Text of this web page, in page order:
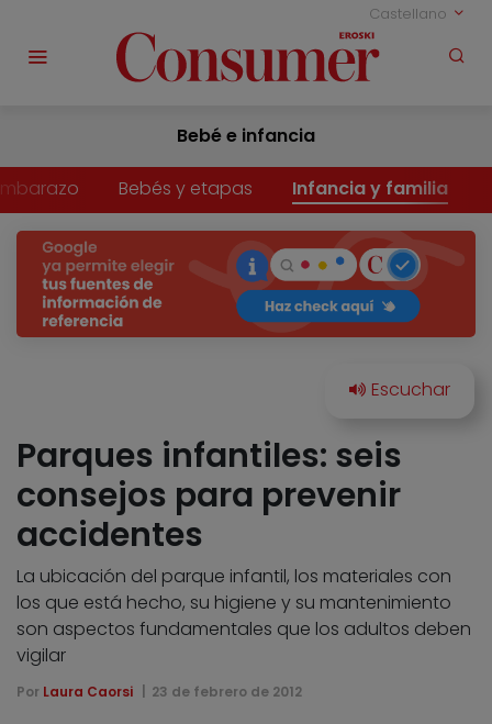
Castellano
Bebé e infancia
Bebés y etapas Infancia y familia
Parques infantiles: seis
consejos para prevenir
accidentes
La ubicación del parque infantil, los materiales con
los que está hecho, su higiene y su mantenimiento
son aspectos fundamentales que los adultos deben
vigilar
Por Laura Caorsi 23 de febrero de 2012